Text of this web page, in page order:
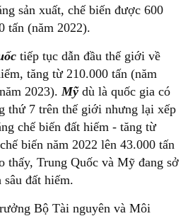
sản xuất, chế biến được 600
tấn (năm 2022).
tiếp tục dẫn đầu thế giới về
tăng từ 210.000 tấn (năm
2023). Mỹdù là quốc gia có
thứ 7 trên thế giới nhưng lại xếp
chế biến đất hiếm - tăng từ
biến năm 2022 lên 43.000 tấn
thấy, Trung Quốc và Mỹ đang sở
sâu đất hiếm.
Bộ Tài nguyên và Môi